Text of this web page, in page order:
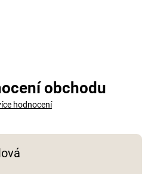
í
p
r
k
y
obchodu
hodnocení